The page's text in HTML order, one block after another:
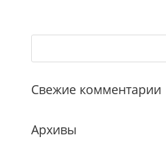
Свежие комментарии
Архивы